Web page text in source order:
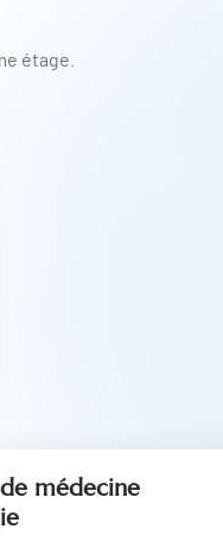
étage.
médecine